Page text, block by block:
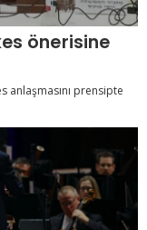
önerisine
anlaşmasını prensipte